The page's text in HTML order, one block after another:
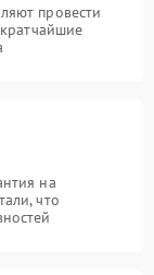
провести
на
что